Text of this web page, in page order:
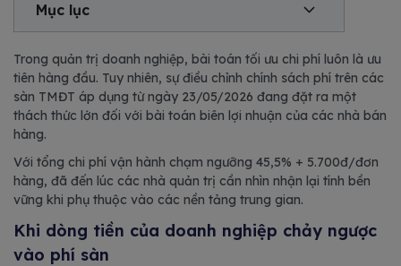
Mục lục
Trong quản trị doanh nghiệp, bài toán tối ưu chi phí luôn là ưu
tiên hàng đầu. Tuy nhiên, sự điều chỉnh chính sách phí trên các
sàn TMĐT áp dụng từ ngày 23/05/2026 đang đặt ra một
thách thức lớn đối với bài toán biên lợi nhuận của các nhà bán
hàng.
Với tổng chi phí vận hành chạm ngưỡng 45,5% + 5.700đ/đơn
hàng, đã đến lúc các nhà quản trị cần nhìn nhận lại tính bền
vững khi phụ thuộc vào các nền tảng trung gian.
Khi dòng tiền của doanh nghiệp chảy ngược
vào phí sàn